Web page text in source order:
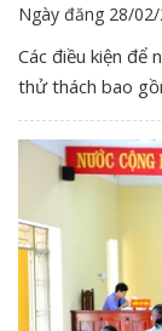
Ngày đăng 28/
Các điều kiện
thử thách bao